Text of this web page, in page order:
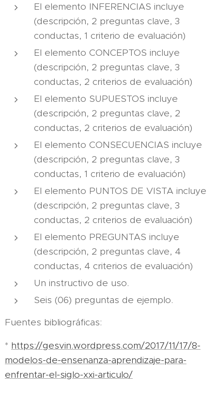
El elemento INFERENCIAS incluye
(descripción, 2 preguntas clave, 3
conductas, 1 criterio de evaluación)
El elemento CONCEPTOS incluye
(descripción, 2 preguntas clave, 3
conductas, 2 criterios de evaluación)
El elemento SUPUESTOS incluye
(descripción, 2 preguntas clave, 2
conductas, 2 criterios de evaluación)
El elemento CONSECUENCIAS incluye
(descripción, 2 preguntas clave, 3
conductas, 1 criterio de evaluación)
El elemento PUNTOS DE VISTA incluye
(descripción, 2 preguntas clave, 3
conductas, 2 criterios de evaluación)
El elemento PREGUNTAS incluye
(descripción, 2 preguntas clave, 4
conductas, 4 criterios de evaluación)
Un instructivo de uso.
Seis (06) preguntas de ejemplo.
Fuentes bibliográficas:
* https://gesvin.wordpress.com/2017/11/17/8-
modelos-de-ensenanza-aprendizaje-para-
enfrentar-el-siglo-xxi-articulo/